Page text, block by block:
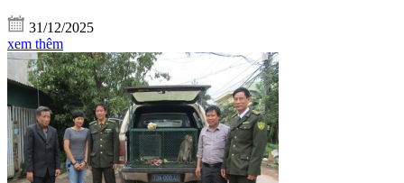
31/12/2025
xem thêm